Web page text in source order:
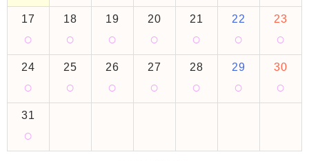
17
○
18
○
19
○
20
○
21
○
22
○
23
○
24
○
25
○
26
○
27
○
28
○
29
○
30
○
31
○